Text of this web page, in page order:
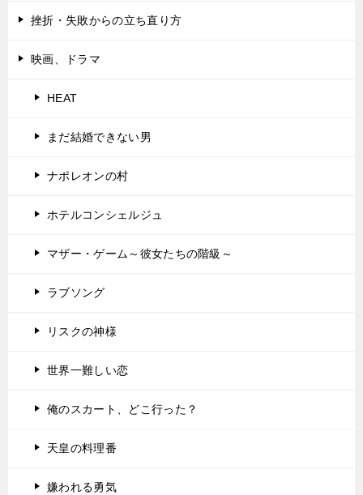
挫折・失敗からの立ち直り方
映画、ドラマ
HEAT
まだ結婚できない男
ナポレオンの村
ホテルコンシェルジュ
マザー・ゲーム～彼女たちの階級～
ラブソング
リスクの神様
世界一難しい恋
俺のスカート、どこ行った？
天皇の料理番
嫌われる勇気